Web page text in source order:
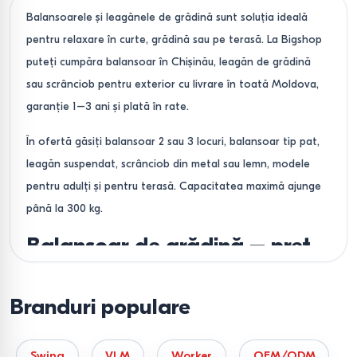
Balansoarele și leagănele de grădină sunt soluția ideală
pentru relaxare în curte, grădină sau pe terasă. La Bigshop
puteți cumpăra balansoar în Chișinău, leagăn de grădină
sau scrânciob pentru exterior cu livrare în toată Moldova,
garanție 1–3 ani și plată în rate.
În ofertă găsiți balansoar 2 sau 3 locuri, balansoar tip pat,
leagăn suspendat, scrânciob din metal sau lemn, modele
pentru adulți și pentru terasă. Capacitatea maximă ajunge
până la 300 kg.
Balansoar de grădină – preț
Prețul pentru un balansoar de grădină începe de la 1700
promoții sezoniere. Vindem doar produse noi, cu garanție,
Branduri populare